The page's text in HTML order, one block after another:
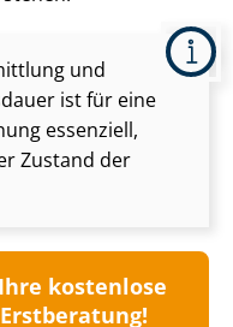
und
ist für eine
essenziell,
Zustand der
kostenlose